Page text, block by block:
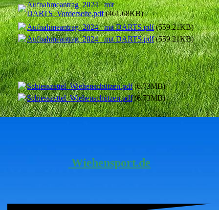
Aufnahmeantrag_2024 _mit
DARTS_Vorderseite.pdf(461.68KB)
Aufnahmeantrag_2024 _mit DARTS.pdf(559.21KB)
Aufnahmeantrag_2024 _mit DARTS.pdf(559.21KB)
Schiesszettel_Wiehenschützen.pdf(6.73MB)
Schiesszettel_Wiehenschützen.pdf(6.73MB)
Wiehensport.de